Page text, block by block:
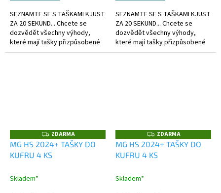
SEZNAMTE SE S TAŠKAMI KJUST
ZA 20 SEKUND... Chcete se
dozvědět všechny výhody,
které mají tašky přizpůsobené
kufru?
SEZNAMTE SE S TAŠKAMI KJUST
ZA 20 SEKUND... Chcete se
dozvědět všechny výhody,
které mají tašky přizpůsobené
kufru?
Z
D
A
R
ZDARMA
MG HS 2024+ TAŠKY DO
KUFRU 4 KS
Skladem*
Z
D
A
R
ZDARMA
MG HS 2024+ TAŠKY DO
KUFRU 4 KS
Skladem*